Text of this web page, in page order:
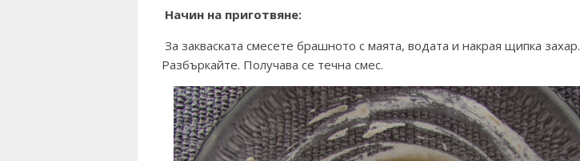
Начин на приготвяне:
За закваската смесете брашното с маята, водата и накрая щипка захар.
Разбъркайте. Получава се течна смес.